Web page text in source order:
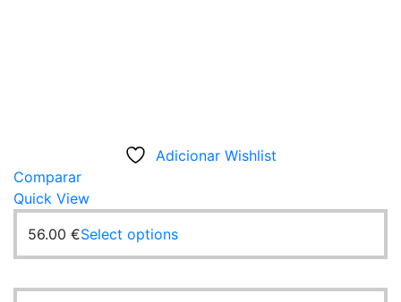
Adicionar Wishlist
Comparar
Quick View
56.00 €Select options